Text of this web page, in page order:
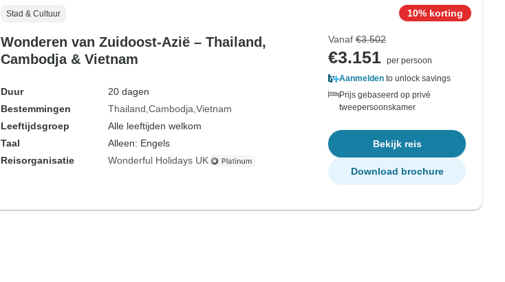
Stad & Cultuur
Wonderen van Zuidoost-Azië – Thailand,
Cambodja & Vietnam
Duur
20 dagen
Bestemmingen
Thailand Cambodja Vietnam
Leeftijdsgroep
Alle leeftijden welkom
Taal
Alleen: Engels
Reisorganisatie
Wonderful Holidays UK
10% korting
Vanaf €3.502
€3.151 per persoon
Aanmelden to unlock savings
Prijs gebaseerd op privé
tweepersoonskamer
Bekijk reis
Download brochure